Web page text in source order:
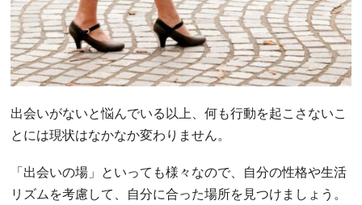
出会いがないと悩んでいる以上、何も行動を起こさないこ
とには現状はなかなか変わりません。
「出会いの場」といっても様々なので、自分の性格や生活
リズムを考慮して、自分に合った場所を見つけましょう。